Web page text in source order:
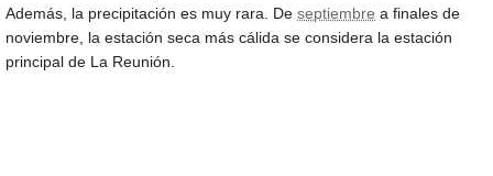
Además, la precipitación es muy rara. De septiembre a finales de
noviembre, la estación seca más cálida se considera la estación
principal de La Reunión.